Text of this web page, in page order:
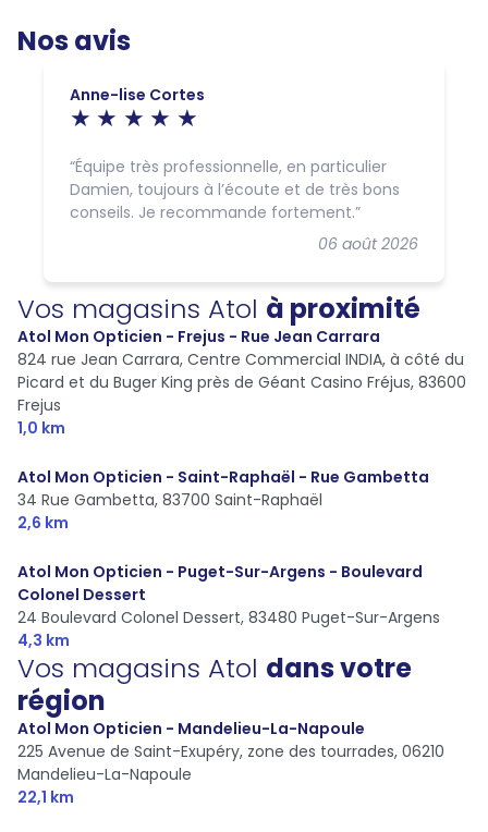
Nos avis
Anne-lise Cortes
06 août 2026
Équipe très professionnelle, en particulier
Damien, toujours à l’écoute et de très bons
conseils. Je recommande fortement.
Vos magasins Atol à proximité
Atol Mon Opticien - Frejus - Rue Jean Carrara
824 rue Jean Carrara, Centre Commercial INDIA, à côté du
Picard et du Buger King près de Géant Casino Fréjus, 83600
Frejus
1,0 km
Atol Mon Opticien - Saint-Raphaël - Rue Gambetta
34 Rue Gambetta, 83700 Saint-Raphaël
2,6 km
Atol Mon Opticien - Puget-Sur-Argens - Boulevard
Colonel Dessert
24 Boulevard Colonel Dessert, 83480 Puget-Sur-Argens
4,3 km
Vos magasins Atol dans votre
région
Atol Mon Opticien - Mandelieu-La-Napoule
225 Avenue de Saint-Exupéry, zone des tourrades, 06210
Mandelieu-La-Napoule
22,1 km